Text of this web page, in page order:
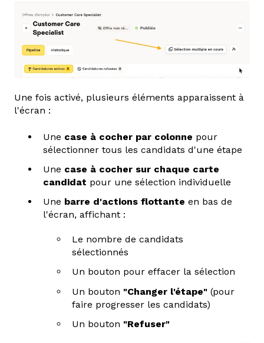
Une fois activé, plusieurs éléments apparaissent à
l'écran :
Une case à cocher par colonne pour
sélectionner tous les candidats d'une étape
Une case à cocher sur chaque carte
candidat pour une sélection individuelle
Une barre d'actions flottante en bas de
l'écran, affichant :
Le nombre de candidats
sélectionnés
Un bouton pour effacer la sélection
Un bouton "Changer l'étape" (pour
faire progresser les candidats)
Un bouton "Refuser"